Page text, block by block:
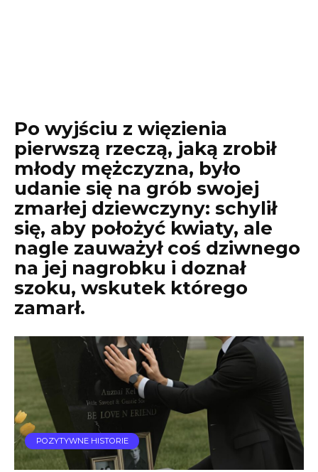
Po wyjściu z więzienia
pierwszą rzeczą, jaką zrobił
młody mężczyzna, było
udanie się na grób swojej
zmarłej dziewczyny: schylił
się, aby położyć kwiaty, ale
nagle zauważył coś dziwnego
na jej nagrobku i doznał
szoku, wskutek którego
zamarł.
POZYTYWNE HISTORIE